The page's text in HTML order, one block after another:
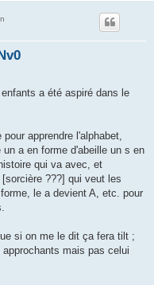
a été aspiré dans le
apprendre l'alphabet,
a en forme d'abeille un s en
qui va avec, et
???] qui veut les
le a devient A, etc. pour
si on me le dit ça fera tilt ;
mais pas celui